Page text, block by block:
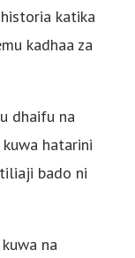
katika
kadhaa za
dhaifu na
hatarini
bado ni
na